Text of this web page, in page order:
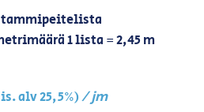
tammipeitelista
1 lista = 2,45 m
alv 25,5%)/ jm